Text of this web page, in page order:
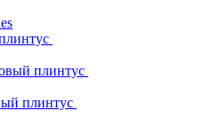
плинтус
плинтус